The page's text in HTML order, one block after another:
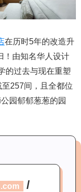
在历时5年的改造升
！由知名华人设计
的过去与现在重塑
257间，且全都位
园郁郁葱葱的园
/